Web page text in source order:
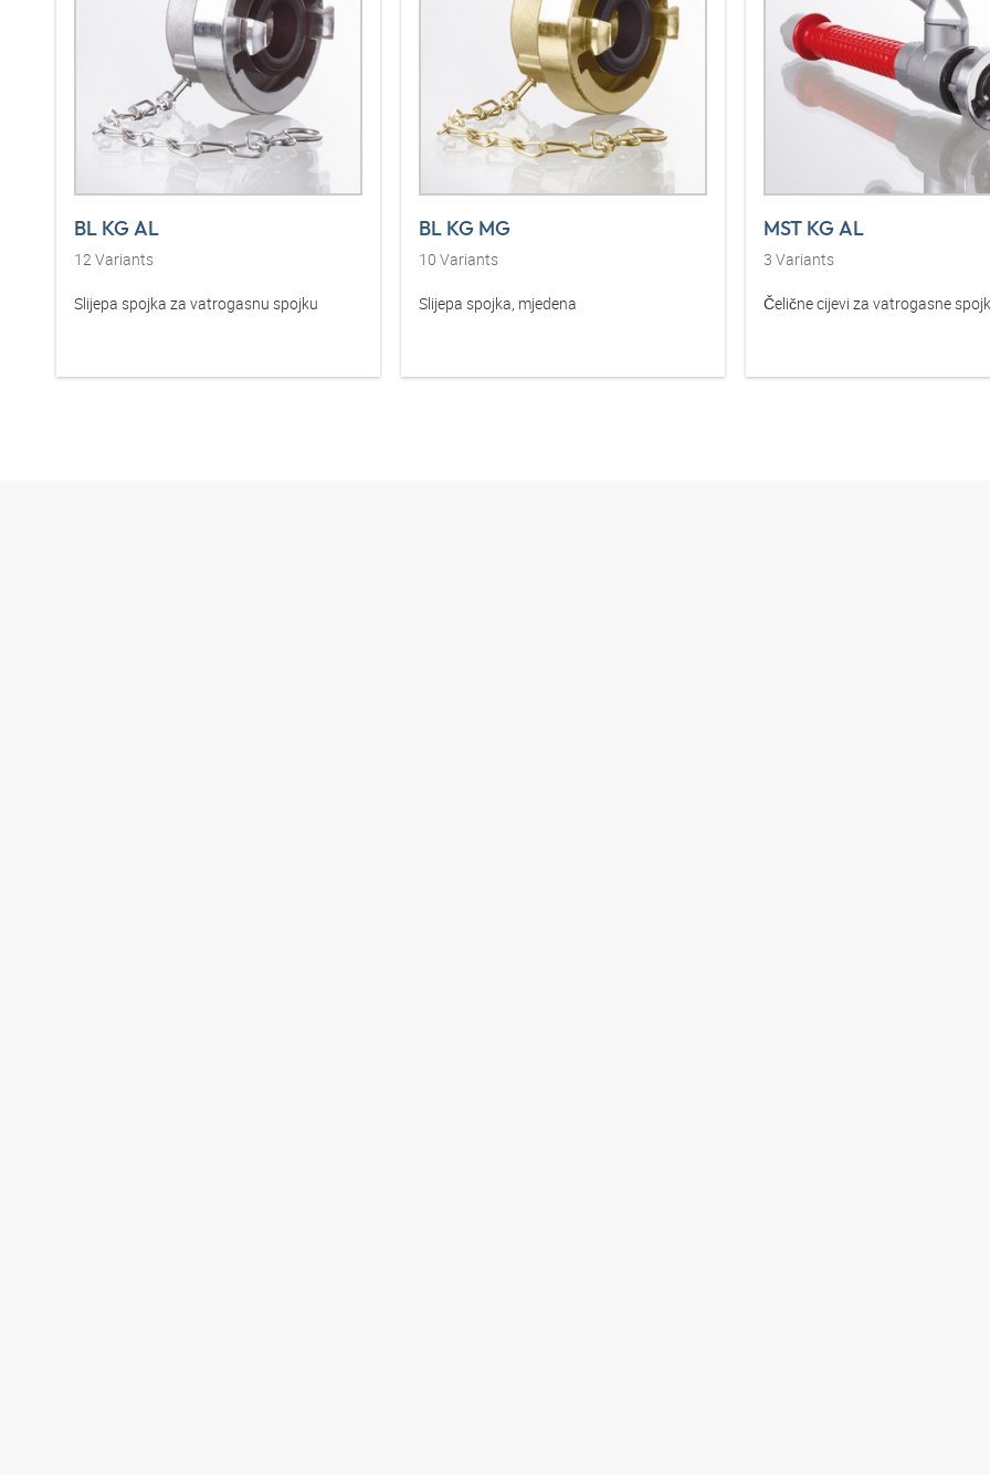
BL KG AL
12Variants
Slijepa spojka za vatrogasnu spojku
BL KG MG
10 Variants
Slijepa spojka, mjedena
MST KG AL
3 Variants
Čelične cijevi za vatrogasne